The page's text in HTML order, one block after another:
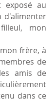
au
d'alimenter
mon
frère, à
de
amis de
dans ce